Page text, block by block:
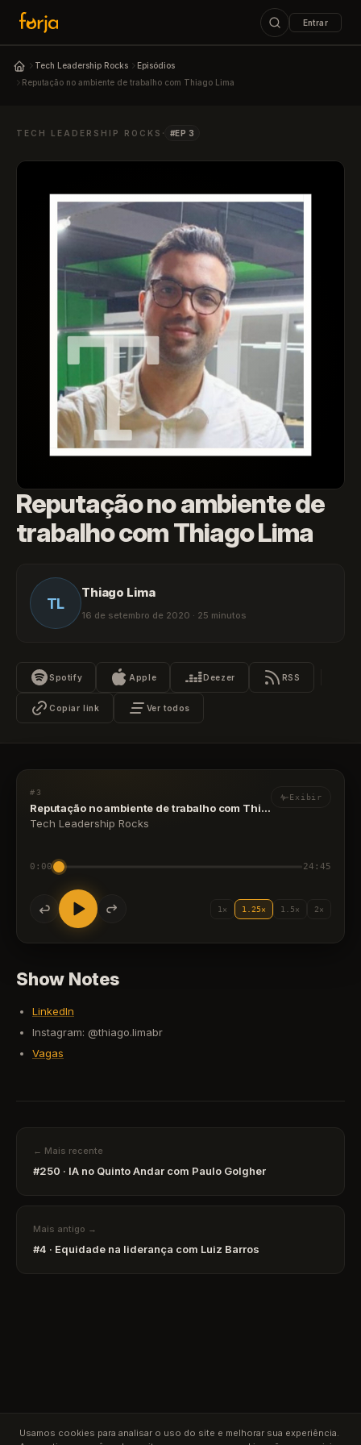
Usamos cookies para analisar o uso do site e melhorar sua experiência.
Entrar
Tech Leadership Rocks
Episódios
Reputação no ambiente de trabalho com Thiago Lima
TECH LEADERSHIP ROCKS · #EP 3
Reputação no ambiente de
trabalho com Thiago Lima
TL
Thiago Lima
16 de setembro de 2020 · 25 minutos
Spotify Apple Deezer RSS
Copiar link Ver todos
#3
Reputação no ambiente de trabalho com Thiago Lima
Tech Leadership Rocks
Exibir
0:00 24:45
1× 1.25× 1.5× 2×
Show Notes
LinkedIn
Instagram: @thiago.limabr
Vagas
← Mais recente
#250 · IA no Quinto Andar com Paulo Golgher
Mais antigo →
#4 · Equidade na liderança com Luiz Barros